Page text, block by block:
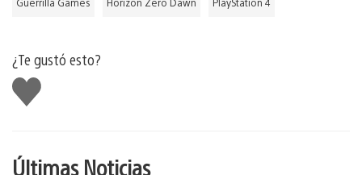
Guerrilla Games Horizon Zero Dawn PlayStation 4
¿Te gustó esto?
Me
gusta
Últimas Noticias